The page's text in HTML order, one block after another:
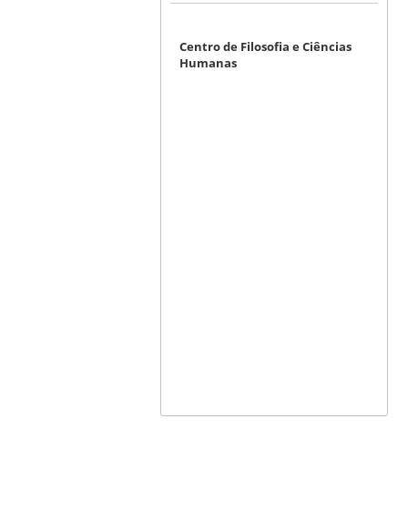
Centro de Filosofia e Ciências
Humanas